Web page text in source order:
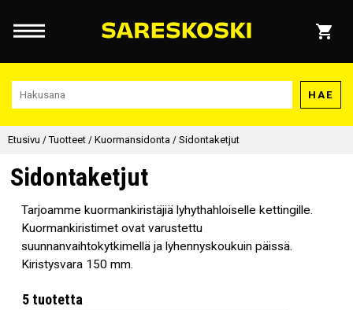
HAE
Etusivu /Tuotteet / Kuormansidonta / Sidontaketjut
Sidontaketjut
Tarjoamme kuormankiristäjiä lyhythahloiselle kettingille.
Kuormankiristimet ovat varustettu
suunnanvaihtokytkimellä ja lyhennyskoukuin päissä.
Kiristysvara 150 mm.
5 tuotetta